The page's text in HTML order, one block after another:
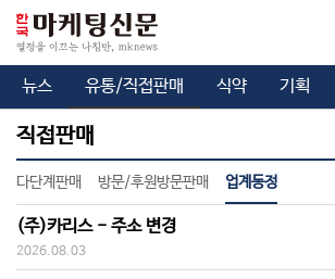
뉴스 유통/직접판매 식약 기획
직접판매
다단계판매 방문/후원방문판매 업계동정
(주)카리스 - 주소 변경
2026.08.03